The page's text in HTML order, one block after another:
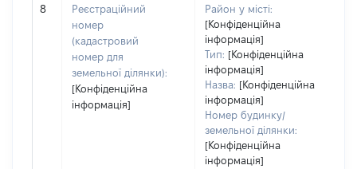
8
Реєстраційний
номер
(кадастровий
номер для
земельної ділянки):
[Конфіденційна
інформація]
Район у місті:
[Конфіденційна
інформація]
Тип: [Конфіденційна
інформація]
Назва: [Конфіденційна
інформація]
Номер будинку/
земельної ділянки:
[Конфіденційна
інформація]